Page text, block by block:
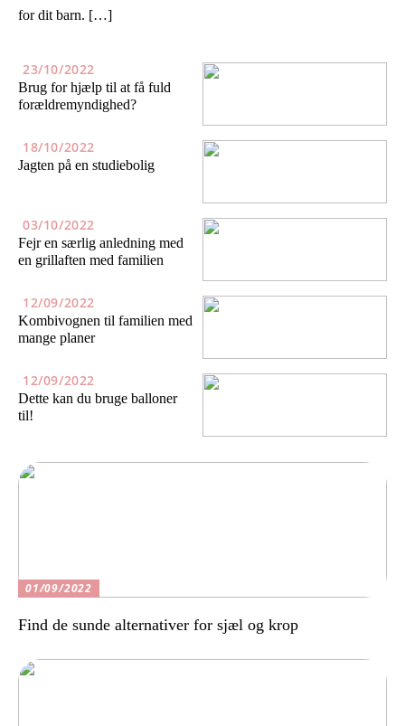
for dit barn. […]
23/10/2022
Brug for hjælp til at få fuld
forældremyndighed?
18/10/2022
Jagten på en studiebolig
03/10/2022
Fejr en særlig anledning med
en grillaften med familien
12/09/2022
Kombivognen til familien med
mange planer
12/09/2022
Dette kan du bruge balloner
til!
01/09/2022
Find de sunde alternativer for sjæl og krop